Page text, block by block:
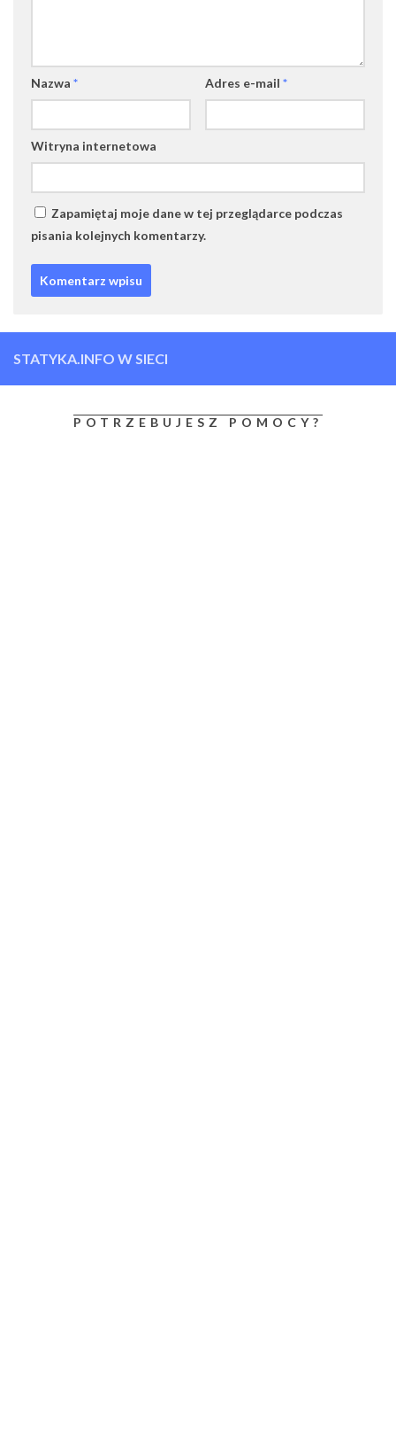
Nazwa * Adres e-mail *
Witryna internetowa
Zapamiętaj moje dane w tej przeglądarce podczas
pisania kolejnych komentarzy.
STATYKA.INFO W SIECI
POTRZEBUJESZ POMOCY?